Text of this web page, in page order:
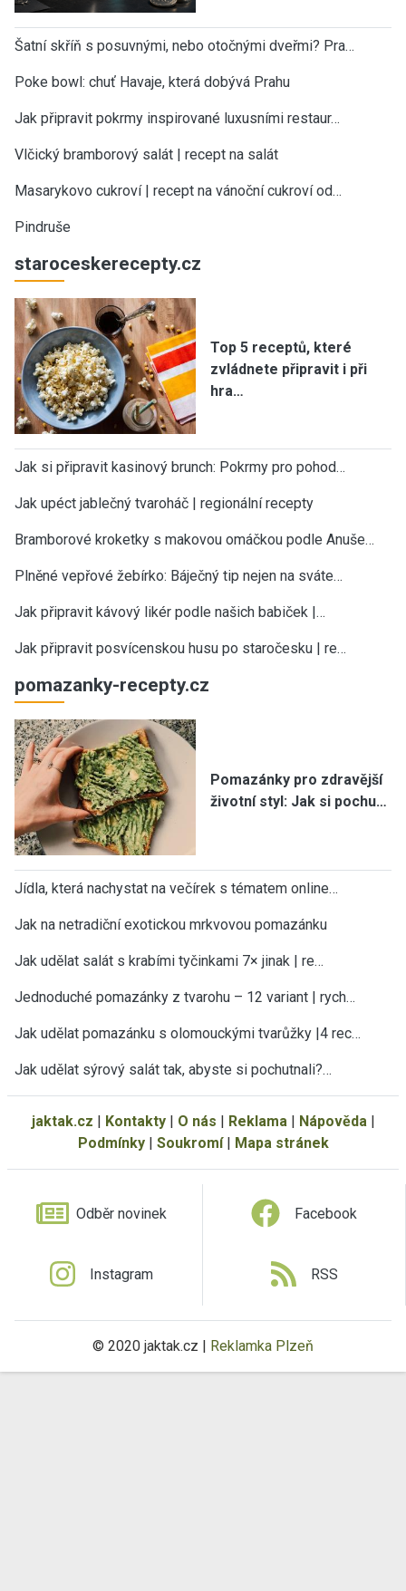
Šatní skříň s posuvnými, nebo otočnými dveřmi? Pra…
Poke bowl: chuť Havaje, která dobývá Prahu
Jak připravit pokrmy inspirované luxusními restaur…
Vlčický bramborový salát | recept na salát
Masarykovo cukroví | recept na vánoční cukroví od…
Pindruše
staroceskerecepty.cz
Top 5 receptů, které
zvládnete připravit i při
hra…
Jak si připravit kasinový brunch: Pokrmy pro pohod…
Jak upéct jablečný tvaroháč | regionální recepty
Bramborové kroketky s makovou omáčkou podle Anuše…
Plněné vepřové žebírko: Báječný tip nejen na sváte…
Jak připravit kávový likér podle našich babiček |…
Jak připravit posvícenskou husu po staročesku | re…
pomazanky-recepty.cz
Pomazánky pro zdravější
životní styl: Jak si pochu…
Jídla, která nachystat na večírek s tématem online…
Jak na netradiční exotickou mrkvovou pomazánku
Jak udělat salát s krabími tyčinkami 7× jinak | re…
Jednoduché pomazánky z tvarohu – 12 variant | rych…
Jak udělat pomazánku s olomouckými tvarůžky |4 rec…
Jak udělat sýrový salát tak, abyste si pochutnali?…
jaktak.cz | Kontakty| O nás | Reklama| Nápověda|
Podmínky| Soukromí| Mapa stránek
Odběr novinek Facebook
Instagram RSS
© 2020 jaktak.cz | Reklamka Plzeň